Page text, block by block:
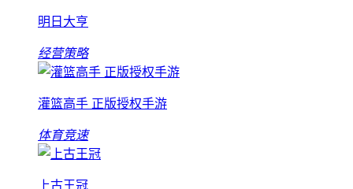
明日大亨
经营策略
灌篮高手 正版授权手游
体育竞速
上古王冠